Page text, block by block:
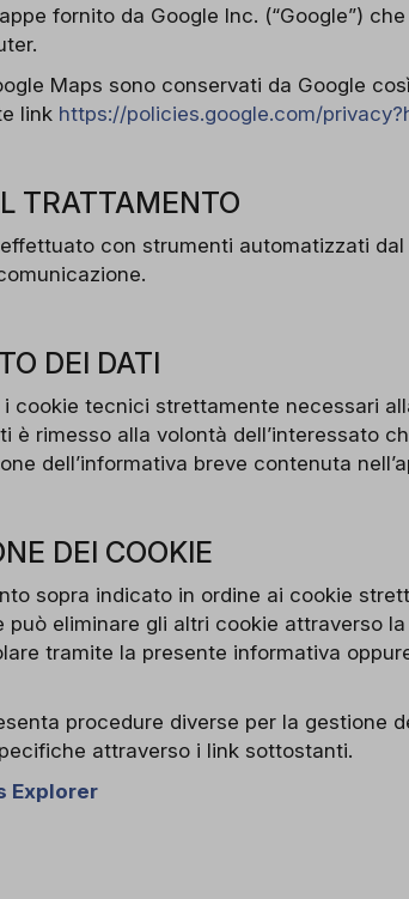
fornito da Google Inc. (“Google”)
Maps sono conservati da Google
link https://policies.google.com/
TRATTAMENTO
con strumenti automatizzati
DEI DATI
cookie tecnici strettamente necessari
è rimesso alla volontà dell’interessato
dell’informativa breve contenuta
DEI COOKIE
sopra indicato in ordine ai cookie
può eliminare gli altri cookie attraverso
tramite la presente informativa
procedure diverse per la gestione
attraverso i link sottostanti.
Explorer